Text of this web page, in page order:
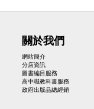
關於我們
網站簡介
分店資訊
圖書編目服務
高中職教科書服務
政府出版品總經銷